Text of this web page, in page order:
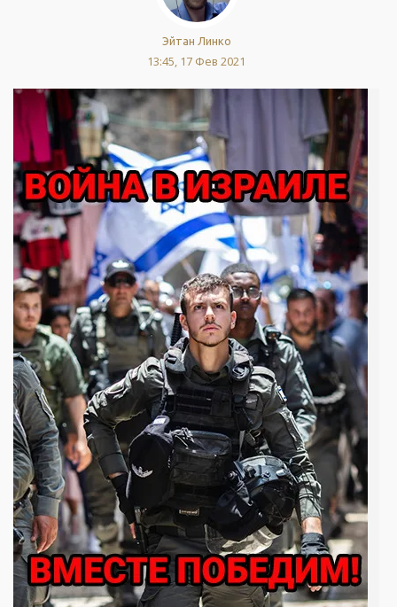
Эйтан Линко
13:45, 17 Фев 2021